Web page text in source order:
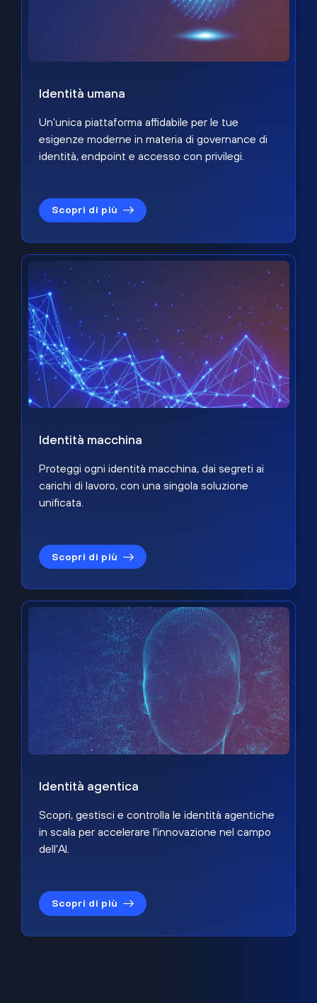
Identità umana
Un'unica piattaforma affidabile per le tue
esigenze moderne in materia di governance di
identità, endpoint e accesso con privilegi.
Scopri di più
Identità macchina
Proteggi ogni identità macchina, dai segreti ai
carichi di lavoro, con una singola soluzione
unificata.
Scopri di più
Identità agentica
Scopri, gestisci e controlla le identità agentiche
in scala per accelerare l'innovazione nel campo
dell'AI.
Scopri di più